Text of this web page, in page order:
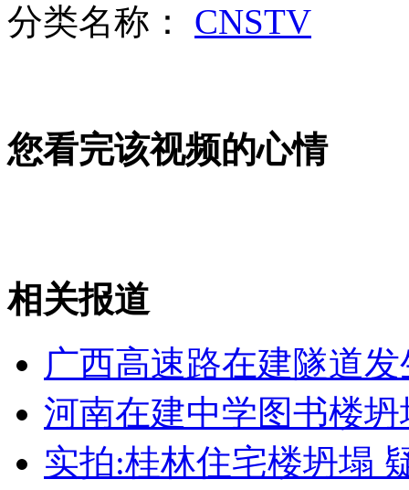
茶文化京剧等入编教材 教师成难题
女孩北京地铁殴打老人 痛下狠手拳打脚踢
外交部：反对强权政治霸凌主义
外交部：有关国家言论片面不公正
安徽一实载49人客车翻车
分类名称： CNSTV
您看完该视频的心情
相关报道
广西高速路在建隧道
河南在建中学图书楼
实拍:桂林住宅楼坍塌